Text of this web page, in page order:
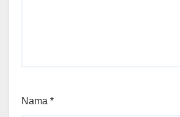
Nama *